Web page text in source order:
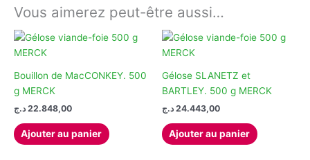
Vous aimerez peut-être aussi…
Bouillon de MacCONKEY. 500
g MERCK
22.848,00 د.ج
Ajouter au panier
Gélose SLANETZ et
BARTLEY. 500 g MERCK
24.443,00 د.ج
Ajouter au panier